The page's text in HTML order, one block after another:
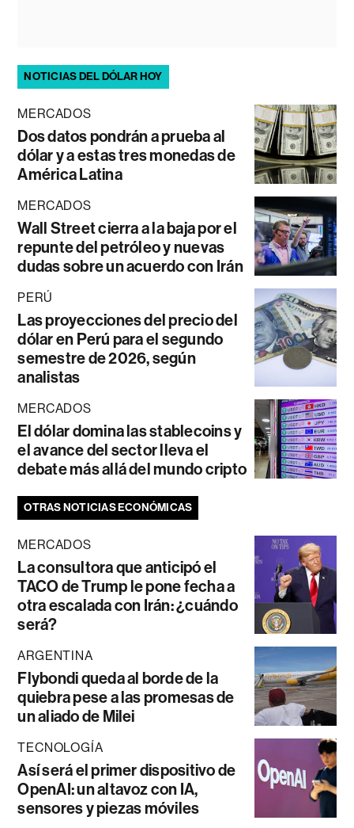
NOTICIAS DEL DÓLAR HOY
MERCADOS
Dos datos pondrán a prueba al
dólar y a estas tres monedas de
América Latina
MERCADOS
Wall Street cierra a la baja por el
repunte del petróleo y nuevas
dudas sobre un acuerdo con Irán
PERÚ
Las proyecciones del precio del
dólar en Perú para el segundo
semestre de 2026, según
analistas
MERCADOS
El dólar domina las stablecoins y
el avance del sector lleva el
debate más allá del mundo cripto
OTRAS NOTICIAS ECONÓMICAS
MERCADOS
La consultora que anticipó el
TACO de Trump le pone fecha a
otra escalada con Irán: ¿cuándo
será?
ARGENTINA
Flybondi queda al borde de la
quiebra pese a las promesas de
un aliado de Milei
TECNOLOGÍA
Así será el primer dispositivo de
OpenAI: un altavoz con IA,
sensores y piezas móviles